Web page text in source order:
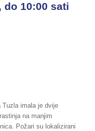
do 10:00 sati
Tuzla imala je dvije
na manjim
Požari su lokalizirani